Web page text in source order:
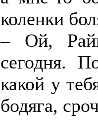
коленки
– Ой,
сегодня.
какой у
бодяга,